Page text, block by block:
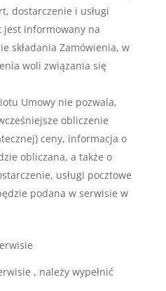
dostarczenie i usługi
jest informowany na
składania Zamówienia, w
woli związania się
Umowy nie pozwala,
obliczenie
ceny, informacja o
obliczana, a także o
usługi pocztowe
podana w serwisie w
, należy wypełnić